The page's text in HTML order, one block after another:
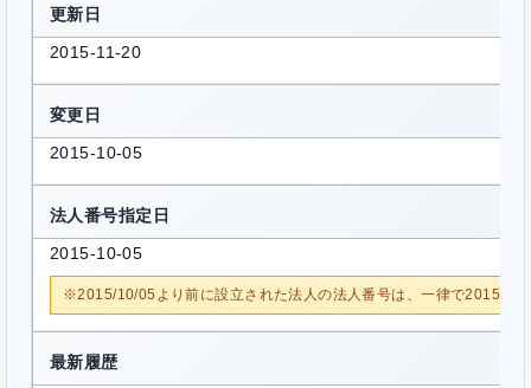
更新日
2015-11-20
変更日
2015-10-05
法人番号指定日
2015-10-05
※2015/10/05より前に設立された法人の法人番号は、一律で2015/10/
最新履歴